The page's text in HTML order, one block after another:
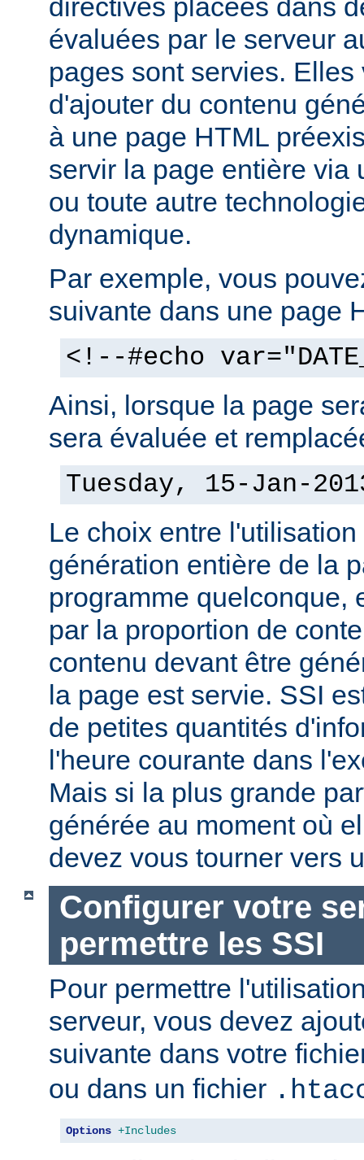
directives placées dans
évaluées par le serveur
pages sont servies.
d'ajouter du contenu
à une page HTML
servir la page entière via
ou toute autre
dynamique.
Par exemple, vous
suivante dans une page
<!--#echo
Ainsi, lorsque la page
sera évaluée et
Tuesday, 15-Jan-
Le choix entre
génération entière de la
programme quelconque,
par la proportion de
contenu devant être
la page est servie. SSI
de petites quantités
l'heure courante dans
Mais si la plus grande
générée au moment où
devez vous tourner vers
Configurer votre
permettre les SSI
Pour permettre
serveur, vous devez
suivante dans votre
ou dans un fichier
Options +Includes